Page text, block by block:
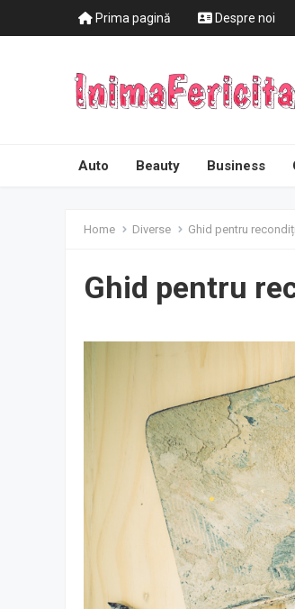
Prima pagină Despre noi
Auto Beauty Business
Home Diverse Ghid pentru
Ghid pentru